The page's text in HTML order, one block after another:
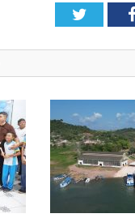
Twitter